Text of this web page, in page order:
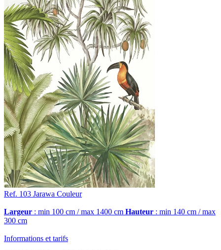
Ref. 103 Jarawa Couleur
Largeur : min 100 cm / max 1400 cm Hauteur : min 140 cm / max
300 cm
Informations et tarifs